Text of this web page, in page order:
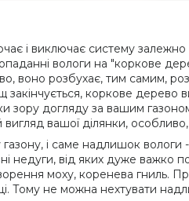
і виключає систему
вологи на "коркове
воно розбухає, тим самим,
закінчується, коркове
зору догляду за вашим
вашої ділянки,
газону, і саме надлишок
недуги, від яких дуже важко
моху, коренева гниль.
Тому не можна нехтувати